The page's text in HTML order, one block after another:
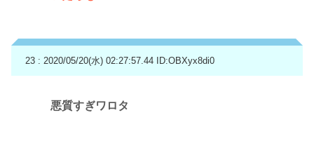
23 : 2020/05/20(水) 02:27:57.44 ID:OBXyx8di0
悪質すぎワロタ